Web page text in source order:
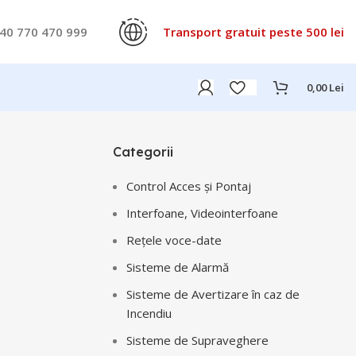
770 470 999 Transport gratuit peste 500 lei
0,00Lei
Categorii
Control Acces și Pontaj
Interfoane, Videointerfoane
Rețele voce-date
Sisteme de Alarmă
Sisteme de Avertizare în caz de
Incendiu
Sisteme de Supraveghere